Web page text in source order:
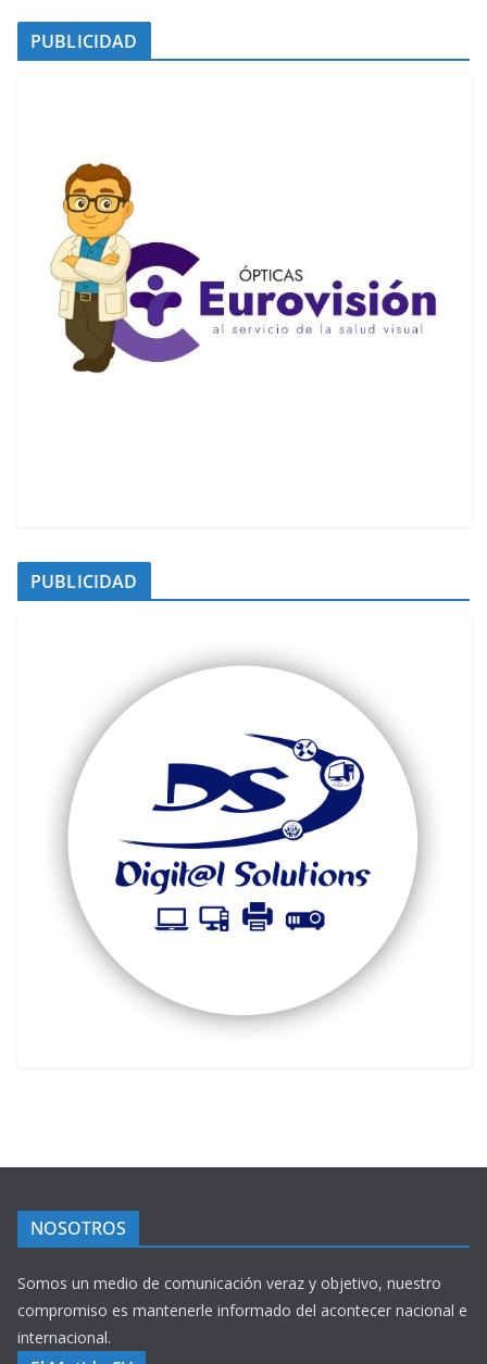
PUBLICIDAD
PUBLICIDAD
NOSOTROS
Somos un medio de comunicación veraz y objetivo, nuestro
compromiso es mantenerle informado del acontecer nacional e
internacional.